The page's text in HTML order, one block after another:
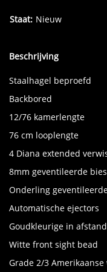
Staat: Nieuw
Beschrijving
Staalhagel beproefd
Backbored
12/76 kamerlengte
76 cm looplengte
4 Diana extended
8mm geventileerde bies
Onderling
Automatische ejectors
Goudkleurige in
Witte front sight bead
Grade 2/3